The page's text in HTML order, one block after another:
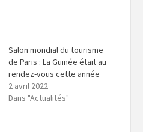
Salon mondial du tourisme
de Paris : La Guinée était au
rendez-vous cette année
2 avril 2022
Dans "Actualités"